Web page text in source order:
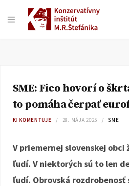
SME: Fico hovorí o
to pomáha čerpať
KI KOMENTUJE 28. MÁJA 2025 SME
V priemernej slovenskej obci
ľudí. V niektorých sú to len
ľudí. Obrovská rozdrobenosť